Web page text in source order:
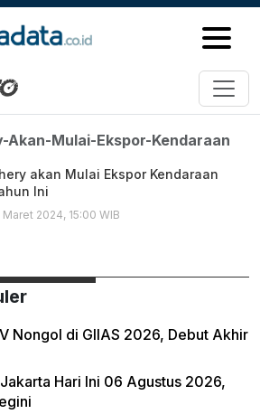
Mulai Ekspor
Akan-Mulai-Ekspor-Kendaraan
akan Mulai Ekspor Kendaraan
Ini
Maret 2024, 15:00 WIB
Nongol di GIIAS 2026, Debut Akhir
Hari Ini 06 Agustus 2026,